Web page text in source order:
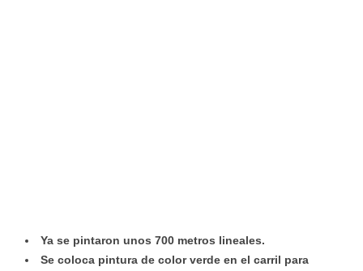
Ya se pintaron unos 700 metros lineales.
Se coloca pintura de color verde en el carril para